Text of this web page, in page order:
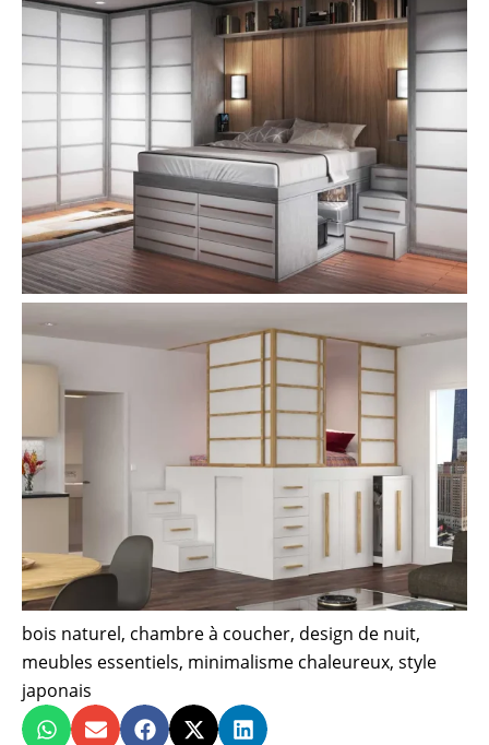
bois naturel, chambre à coucher, design de nuit,
meubles essentiels, minimalisme chaleureux, style
japonais